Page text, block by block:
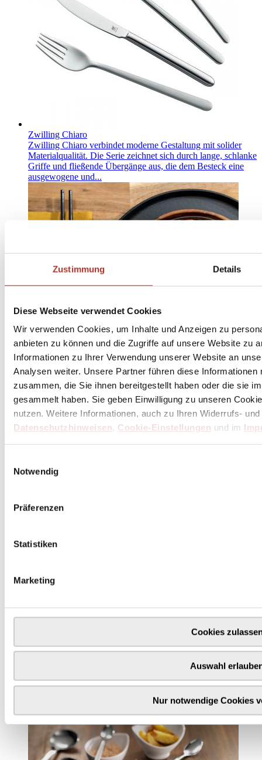
Zustimmung Details
Diese Webseite verwendet Cookies
Wir verwenden Cookies, um Inhalte und Anzeigen zu
anbieten zu können und die Zugriffe auf unsere Website zu
Informationen zu Ihrer Verwendung unserer Website an
Analysen weiter. Unsere Partner führen diese
zusammen, die Sie ihnen bereitgestellt haben oder die sie
gesammelt haben. Sie geben Einwilligung zu unseren
nutzen. Weitere Informationen, auch zu Ihren Widerrufs-
Datenschutzhinweisen, Cookie-Einstellungen und im
Notwendig
Präferenzen
Statistiken
Marketing
Cookies
Auswahl
Nur notwendige Cookies
Zwilling Chiaro
Zwilling Chiaro verbindet moderne Gestaltung mit solider
Materialqualität. Die Serie zeichnet sich durch lange, schlanke
Griffe und fließende Übergänge aus, die dem Besteck eine
ausgewogene und...
Zwilling Chopsticks
Zwilling Chopsticks bringen japanisch-asiatisches Essgefühl
zum klassischen Besteck. Die Essstäbchen bestehen aus
hochwertigem Kunststoff...
modernes Design und bietet zwei unterschiedliche
Oberflächenvarianten, die jeweils eine eigene Wirkung